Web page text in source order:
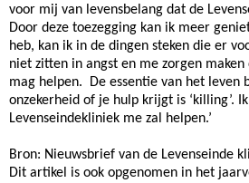
voor mij van levensbelang dat de
Door deze toezegging kan ik meer
heb, kan ik in de dingen steken die er
niet zitten in angst en me zorgen
mag helpen. De essentie van het leven
onzekerheid of je hulp krijgt is ‘killing’.
Levenseindekliniek me zal helpen.’
Bron: Nieuwsbrief van de Levenseinde
Dit artikel is ook opgenomen in het